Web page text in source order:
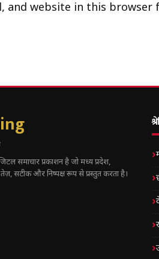
and website in this
समाचार प्रकाशन है जो मध्य प्रदेश,
सटीक और निष्पक्ष रूप से प्रस्तुत करता है।